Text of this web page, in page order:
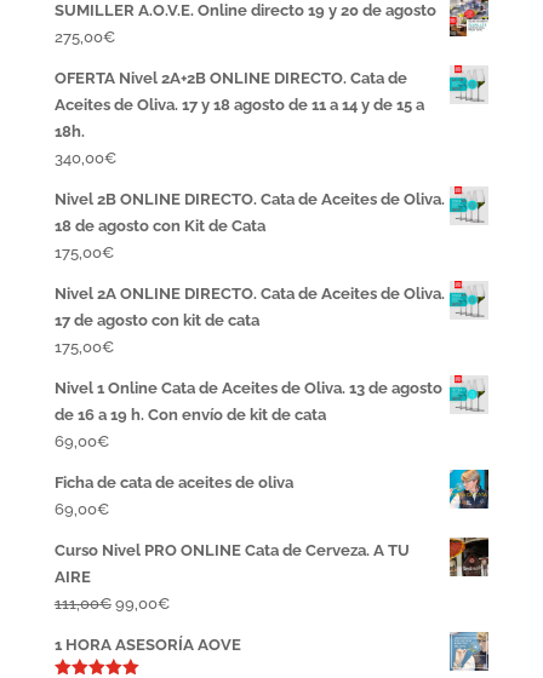
SUMILLER A.O.V.E. Online directo 19 y 20 de agosto
275,00€
OFERTA Nivel 2A+2B ONLINE DIRECTO. Cata de
Aceites de Oliva. 17 y 18 agosto de 11 a 14 y de 15 a
18h.
340,00€
Nivel 2B ONLINE DIRECTO. Cata de Aceites de Oliva.
18 de agosto con Kit de Cata
175,00€
Nivel 2A ONLINE DIRECTO. Cata de Aceites de Oliva.
17 de agosto con kit de cata
175,00€
Nivel 1 Online Cata de Aceites de Oliva. 13 de agosto
de 16 a 19 h. Con envío de kit de cata
69,00€
Ficha de cata de aceites de oliva
69,00€
Curso Nivel PRO ONLINE Cata de Cerveza. A TU
AIRE
111,00€ El
original
99,00€El
actual
1 HORA ASESORÍA AOVE